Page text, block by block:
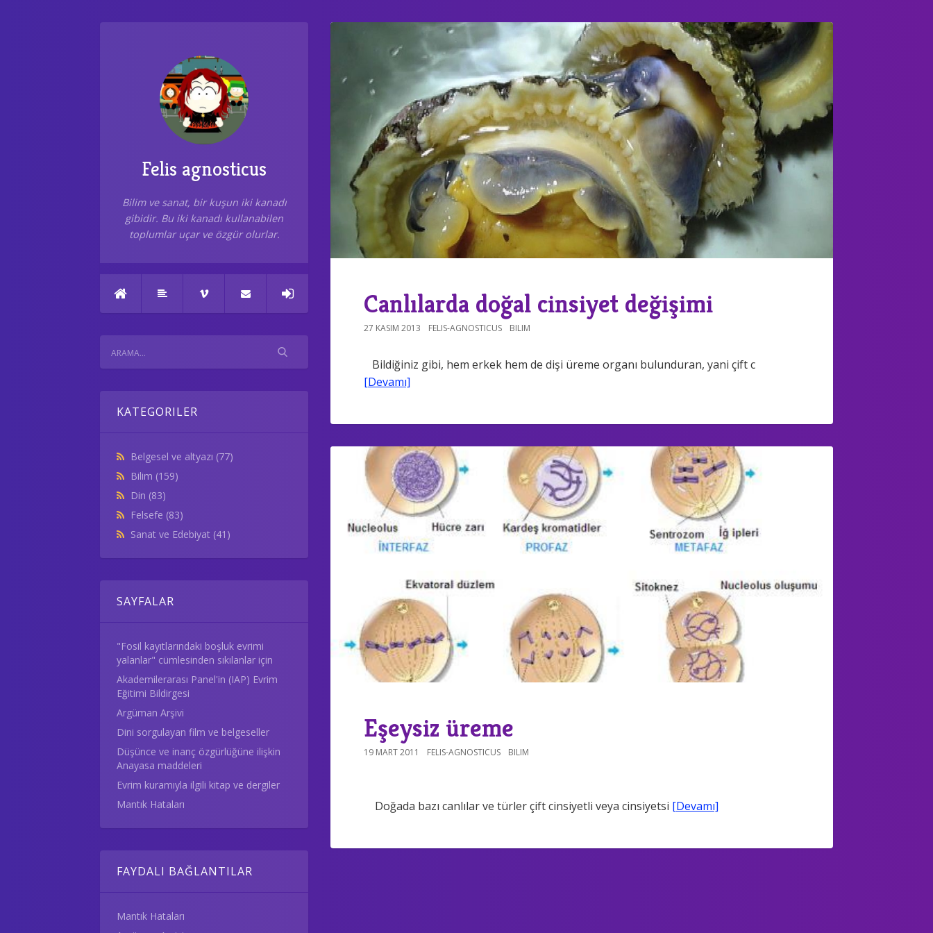
Felis agnosticus
Bilim ve sanat, bir kuşun iki kanadı
gibidir. Bu iki kanadı kullanabilen
toplumlar uçar ve özgür olurlar.
KATEGORILER
Belgesel ve altyazı (77)
Bilim (159)
Din (83)
Felsefe (83)
Sanat ve Edebiyat (41)
SAYFALAR
"Fosil kayıtlarındaki boşluk evrimi
yalanlar" cümlesinden sıkılanlar için
Akademilerarası Panel'in (IAP) Evrim
Eğitimi Bildirgesi
Argüman Arşivi
Dini sorgulayan film ve belgeseller
Düşünce ve inanç özgürlüğüne ilişkin
Anayasa maddeleri
Evrim kuramıyla ilgili kitap ve dergiler
Mantık Hataları
FAYDALI BAĞLANTILAR
Mantık Hataları
Canlılarda doğal cinsiyet değişimi
27 KASIM 2013 FELIS-AGNOSTICUS BILIM
Bildiğiniz gibi, hem erkek hem de dişi üreme organı bulunduran, yani çift c
[Devamı]
Eşeysiz üreme
19 MART 2011 FELIS-AGNOSTICUS BILIM
Doğada bazı canlılar ve türler çift cinsiyetli veya cinsiyetsi [Devamı]